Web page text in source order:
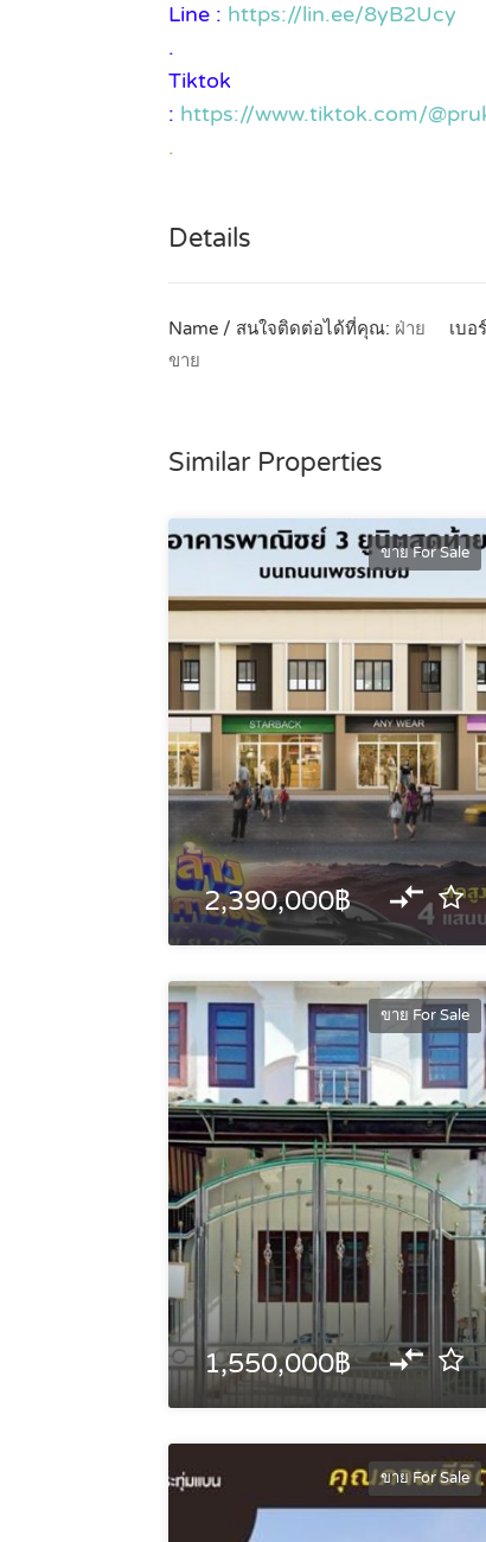
Line : https://lin.ee/8yB2Ucy
.
Tiktok
: https://www.tiktok.com/
.
Details
Name / สนใจติดต่อได้ที่คุณ: ฝ่าย
ขาย
เบอ
Similar Properties
ขาย For Sale
2,390,000฿
ขาย For Sale
1,550,000฿
ขาย For Sale